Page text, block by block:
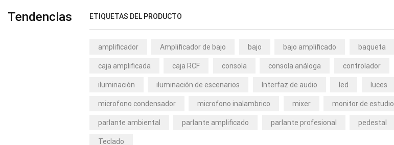
Tendencias ETIQUETAS DEL PRODUCTO
amplificador Amplificador de bajo bajo bajo amplificado baqueta
caja amplificada caja RCF consola consola análoga controlador
iluminación iluminación de escenarios Interfaz de audio led luces
microfono condensador microfono inalambrico mixer monitor de estudio
parlante ambiental parlante amplificado parlante profesional pedestal
Teclado